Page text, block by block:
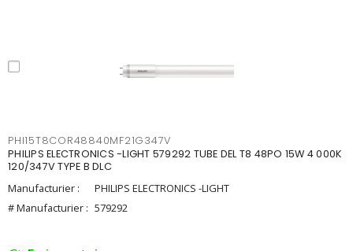
PHI15T8COR48840MF21G347V
PHILIPS ELECTRONICS -LIGHT 579292 TUBE DEL T8 48PO 15W 4 000K
120/347V TYPE B DLC
Manufacturier :
PHILIPS ELECTRONICS -LIGHT
# Manufacturier : 579292